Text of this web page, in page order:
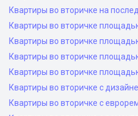
Квартиры во вторичке на
Квартиры во вторичке
Квартиры во вторичке
Квартиры во вторичке
Квартиры во вторичке
Квартиры во вторичке с
Квартиры во вторичке с